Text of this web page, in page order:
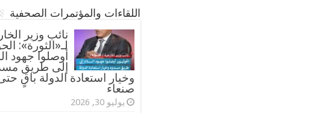
اللقاءات والمؤتمرات الصحفية
‏نائب وزير
لـ«الثورة»:
أوصلوا جهود
إلى طريق
وخيار استعادة الدولة باقٍ
صنعاء
يوليو 30, 2026